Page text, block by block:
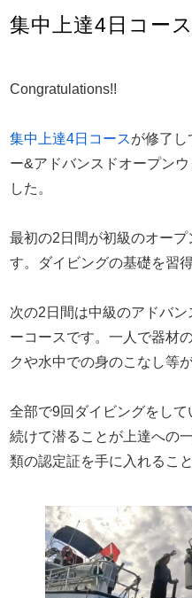
集中上達4日コー
Congratulations!!
集中上達4日コースが修了し
ー&アドバンスドオープン
した。
最初の2日間が初級のオー
す。ダイビングの基礎を習
次の2日間は中級のアドバ
ーコースです。一人で器材
クや水中での身のこなし等
全部で9回ダイビングをし
続けて潜ることが上達への
類の認定証を手に入れるこ